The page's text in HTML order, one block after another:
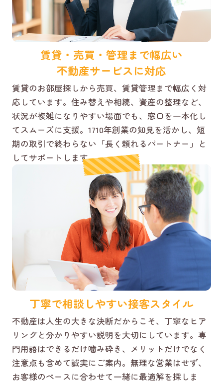
賃貸・売買・管理まで幅広い
不動産サービスに対応
賃貸のお部屋探しから売買、賃貸管理まで幅広く対
応しています。住み替えや相続、資産の整理など、
状況が複雑になりやすい場面でも、窓口を一本化し
てスムーズに支援。1710年創業の知見を活かし、短
期の取引で終わらない「長く頼れるパートナー」と
してサポートします。
丁寧で相談しやすい接客スタイル
不動産は人生の大きな決断だからこそ、丁寧なヒア
リングと分かりやすい説明を大切にしています。専
門用語はできるだけ噛み砕き、メリットだけでなく
注意点も含めて誠実にご案内。無理な営業はせず、
お客様のペースに合わせて一緒に最適解を探しま